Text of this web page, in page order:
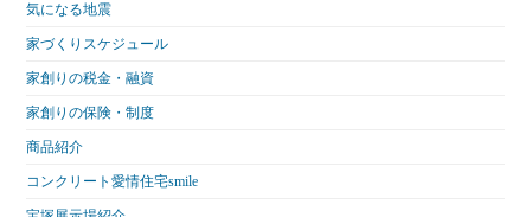
気になる地震
家づくりスケジュール
家創りの税金・融資
家創りの保険・制度
商品紹介
コンクリート愛情住宅smile